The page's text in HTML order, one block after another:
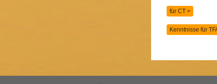
für CT >
Kenntnisse für